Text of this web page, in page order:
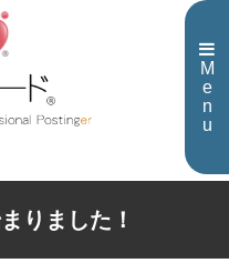
M
e
n
u
りました！